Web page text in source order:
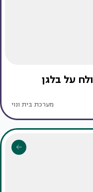
על בלגן
מערכת בית ונוי